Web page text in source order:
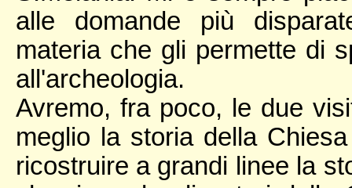
alle domande più
materia che gli permette di
all'archeologia.
Avremo, fra poco, le due
meglio la storia della
ricostruire a grandi linee la